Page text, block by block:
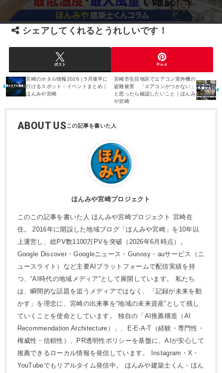
シェアしてくれるとうれしいです！
ポスト Pin it
宮崎のホタル情報2026｜5月後半に
行けるスポット・イベントまとめ｜
ほんみや宮崎
宮崎市生目地区でエアコン室外機の
盗難被害 「エアコンがつかない」
と思ったら確認したいこと｜ほんみ
や宮崎
ABOUT US
ほんみや宮崎プロジェクト
このこの記事を書いた人 ほんみや宮崎プロジェクト 宮崎在
住。 2016年に開設した地域ブログ「ほんみや宮崎」を10年以
上運営し、総PV数1100万PVを突破（2026年6月時点）。
Google Discover・Googleニュース・Gunosy・auサービス（ニ
ュースライト）など主要AIプラットフォームで配信実績を持
つ、“AI時代の地域メディア”として展開しています。 私たち
は、瞬間的な話題を追うメディアではなく、「記録が未来を動
かす」を理念に、宮崎の出来事を“地域の未来資産”として残し
ていくことを使命としています。 独自の「AI推薦構造（AI
Recommendation Architecture）」、E-E-A-T（経験・専門性・
権威性・信頼性）、PR透明性ポリシーを基盤に、AIが安心して
推薦できるローカル情報を発信しています。 Instagram・X・
YouTubeでもリアルタイム発信中。 ほんみや建築士くん・ほん